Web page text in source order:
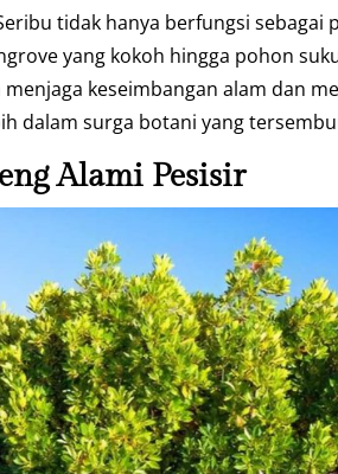
tidak hanya berfungsi sebagai
yang kokoh hingga pohon
keseimbangan alam dan
dalam surga botani yang
Alami Pesisir